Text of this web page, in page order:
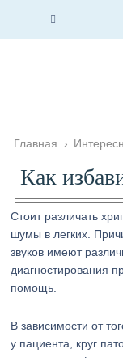
Главная ›
Как
Стоит различать
шумы в легких.
звуков имеют
диагностирования
помощь.
В зависимости от
у пациента, круг